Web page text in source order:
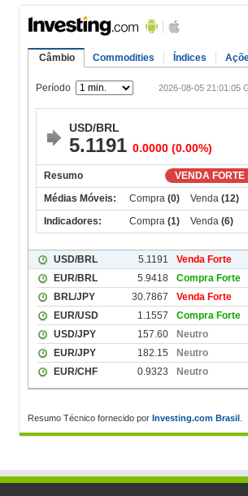
Resumo Técnico fornecido porInvesting.com Brasil